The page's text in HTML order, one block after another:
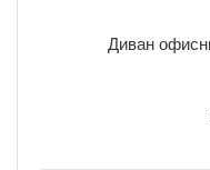
Диван